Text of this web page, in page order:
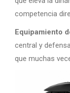
competencia
Equipamiento
central y
que muchas